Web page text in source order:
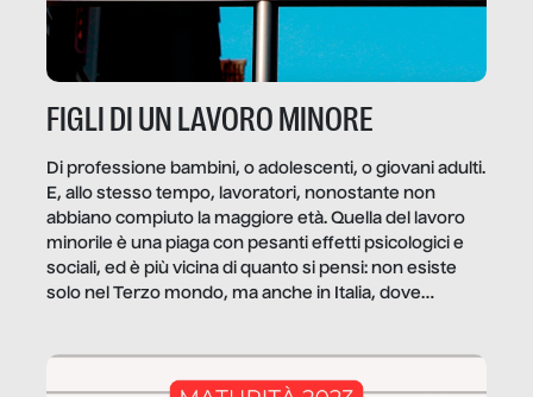
FIGLI DI UN LAVORO MINORE
Di professione bambini, o adolescenti, o giovani adulti.
E, allo stesso tempo, lavoratori, nonostante non
abbiano compiuto la maggiore età. Quella del lavoro
minorile è una piaga con pesanti effetti psicologici e
sociali, ed è più vicina di quanto si pensi: non esiste
solo nel Terzo mondo, ma anche in Italia, dove